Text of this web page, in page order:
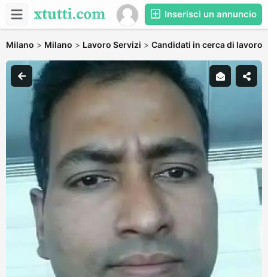
Inserisci un annuncio
Milano > Milano > Lavoro Servizi > Candidati in cerca di lavoro